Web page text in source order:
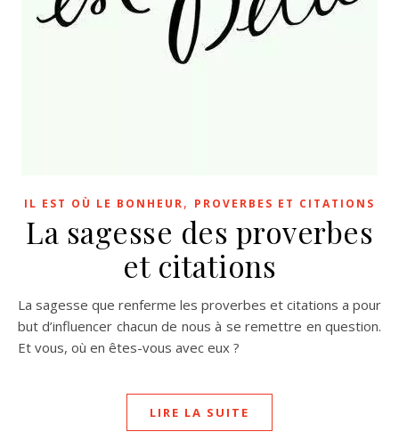
IL EST OÙ LE BONHEUR, PROVERBES ET CITATIONS
La sagesse des proverbes
et citations
La sagesse que renferme les proverbes et citations a pour
but d’influencer chacun de nous à se remettre en question.
Et vous, où en êtes-vous avec eux ?
LIRE LA SUITE